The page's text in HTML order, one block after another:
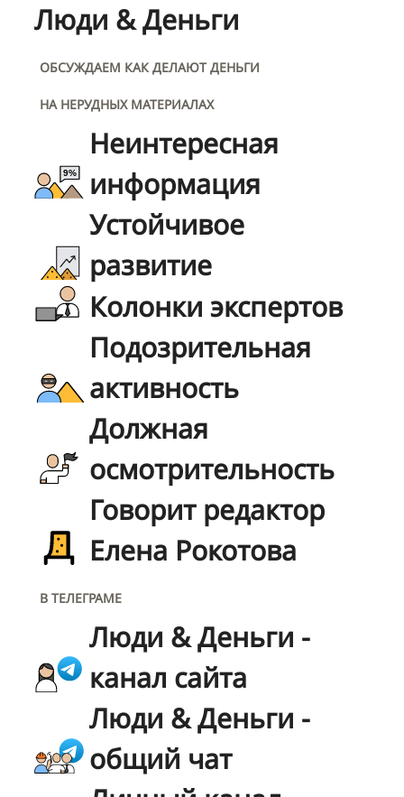
Люди & Деньги
ОБСУЖДАЕМ КАК ДЕЛАЮТ ДЕНЬГИ
НА НЕРУДНЫХ МАТЕРИАЛАХ
Неинтересная
информация
Устойчивое
развитие
Колонки экспертов
Подозрительная
активность
Должная
осмотрительность
Говорит редактор
Елена Рокотова
В ТЕЛЕГРАМЕ
Люди & Деньги -
канал сайта
Люди & Деньги -
общий чат